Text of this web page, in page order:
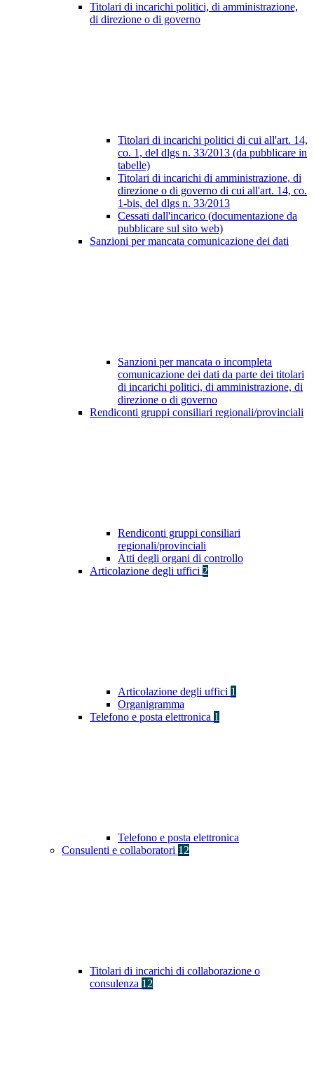
Titolari di incarichi politici, di amministrazione,
di direzione o di governo
Titolari di incarichi politici di cui all'art. 14,
co. 1, del dlgs n. 33/2013 (da pubblicare in
tabelle)
Titolari di incarichi di amministrazione, di
direzione o di governo di cui all'art. 14, co.
1-bis, del dlgs n. 33/2013
Cessati dall'incarico (documentazione da
pubblicare sul sito web)
Sanzioni per mancata comunicazione dei dati
Sanzioni per mancata o incompleta
comunicazione dei dati da parte dei titolari
di incarichi politici, di amministrazione, di
direzione o di governo
Rendiconti gruppi consiliari regionali/provinciali
Rendiconti gruppi consiliari
regionali/provinciali
Atti degli organi di controllo
Articolazione degli uffici 2
Articolazione degli uffici 1
Organigramma
Telefono e posta elettronica 1
Telefono e posta elettronica
Consulenti e collaboratori 12
Titolari di incarichi di collaborazione o
consulenza 12